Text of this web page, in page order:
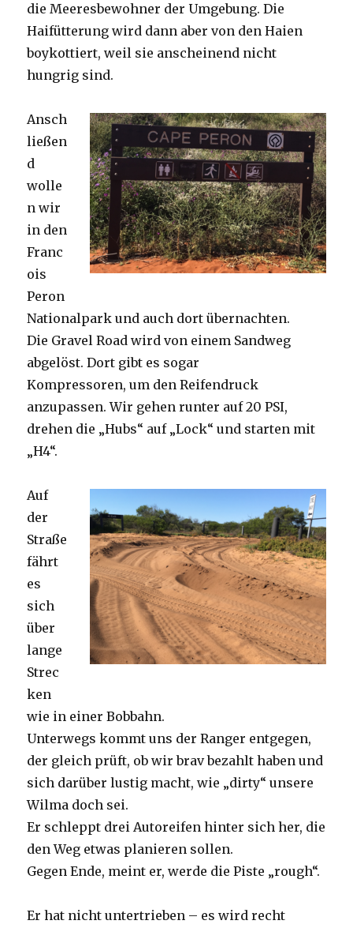
die Meeresbewohner der Umgebung. Die
Haifütterung wird dann aber von den Haien
boykottiert, weil sie anscheinend nicht
hungrig sind.
Ansch
ließen
d
wolle
n wir
in den
Franc
ois
Peron
Nationalpark und auch dort übernachten.
Die Gravel Road wird von einem Sandweg
abgelöst. Dort gibt es sogar
Kompressoren, um den Reifendruck
anzupassen. Wir gehen runter auf 20 PSI,
drehen die „Hubs“ auf „Lock“ und starten mit
„H4“.
Auf
der
Straße
fährt
es
sich
über
lange
Strec
ken
wie in einer Bobbahn.
Unterwegs kommt uns der Ranger entgegen,
der gleich prüft, ob wir brav bezahlt haben und
sich darüber lustig macht, wie „dirty“ unsere
Wilma doch sei.
Er schleppt drei Autoreifen hinter sich her, die
den Weg etwas planieren sollen.
Gegen Ende, meint er, werde die Piste „rough“.
Er hat nicht untertrieben – es wird recht